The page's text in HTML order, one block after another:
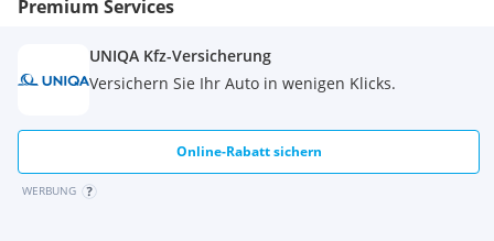
Premium Services
UNIQA Kfz-Versicherung
Versichern Sie Ihr Auto in wenigen Klicks.
Online-Rabatt sichern
WERBUNG